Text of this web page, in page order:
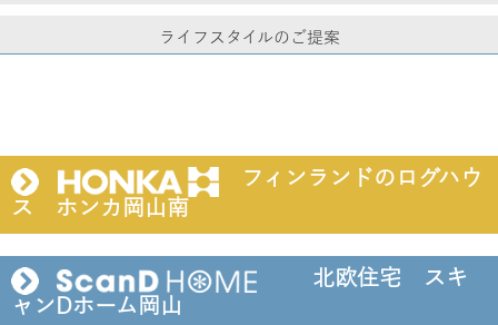
ライフスタイルのご提案
フィンランドのログハウ
ス ホンカ岡山南
北欧住宅 スキ
ャンDホーム岡山